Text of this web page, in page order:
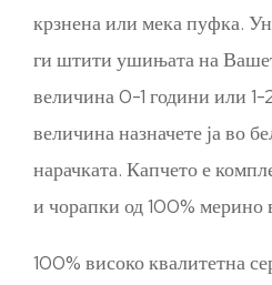
крзнена или мека пуфка.
ги штити ушињата на
величина 0-1 години или 1-
величина назначете ја во
нарачката. Капчето е
и чорапки од 100% мерино
100% високо квалитетна